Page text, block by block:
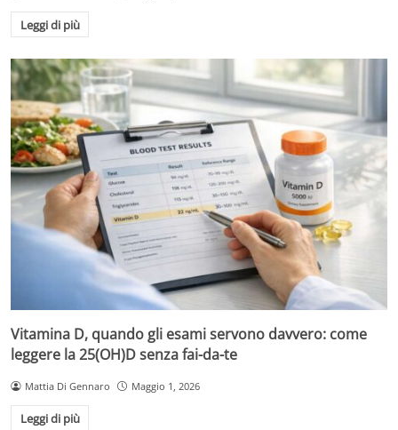
Leggi di più
Vitamina D, quando gli esami servono davvero: come
leggere la 25(OH)D senza fai-da-te
Mattia Di Gennaro Maggio 1, 2026
Leggi di più